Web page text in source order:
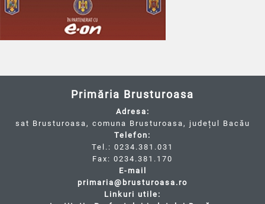
Primăria Brusturoasa
Adresa:
sat Brusturoasa, comuna Brusturoasa, județul Bacău
Telefon:
Tel.: 0234.381.031
Fax: 0234.381.170
E-mail
primaria@brusturoasa.ro
Linkuri utile: